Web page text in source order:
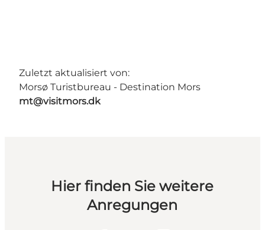
Zuletzt aktualisiert von:
Morsø Turistbureau - Destination Mors
mt@visitmors.dk
Hier finden Sie weitere
Anregungen